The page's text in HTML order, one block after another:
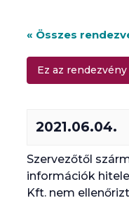
« Összes
Ez az
2021.06.04.
Szervezőtől
információk
Kft. nem